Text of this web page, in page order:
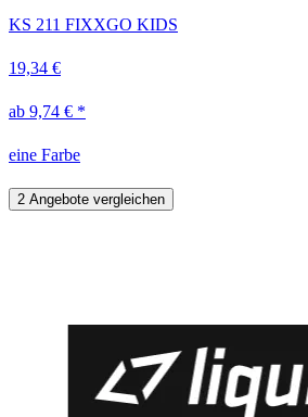
KS 211 FIXXGO KIDS
19,34 €
ab 9,74 € *
eine Farbe
2 Angebote vergleichen